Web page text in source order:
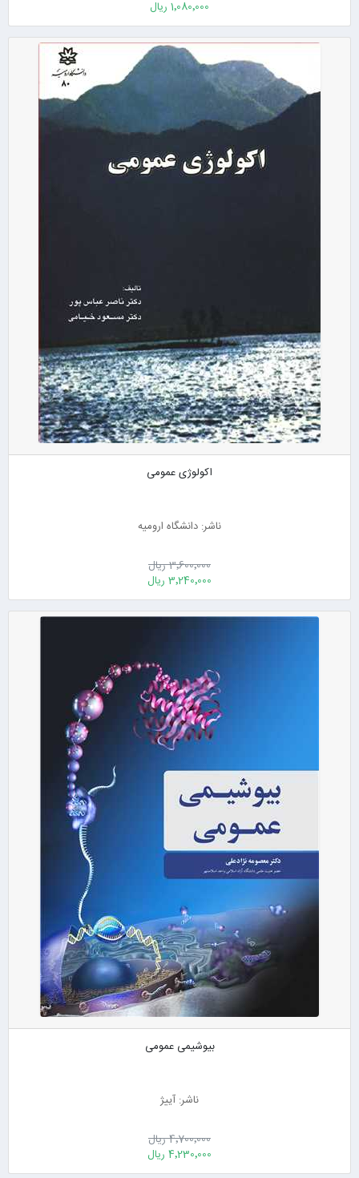
1٬080٬000 ریال
اکولوژی عمومی
ناشر: دانشگاه ارومیه
3٬600٬000 ریال
3٬240٬000 ریال
بیوشیمی عمومی
ناشر: آییژ
4٬700٬000 ریال
4٬230٬000 ریال